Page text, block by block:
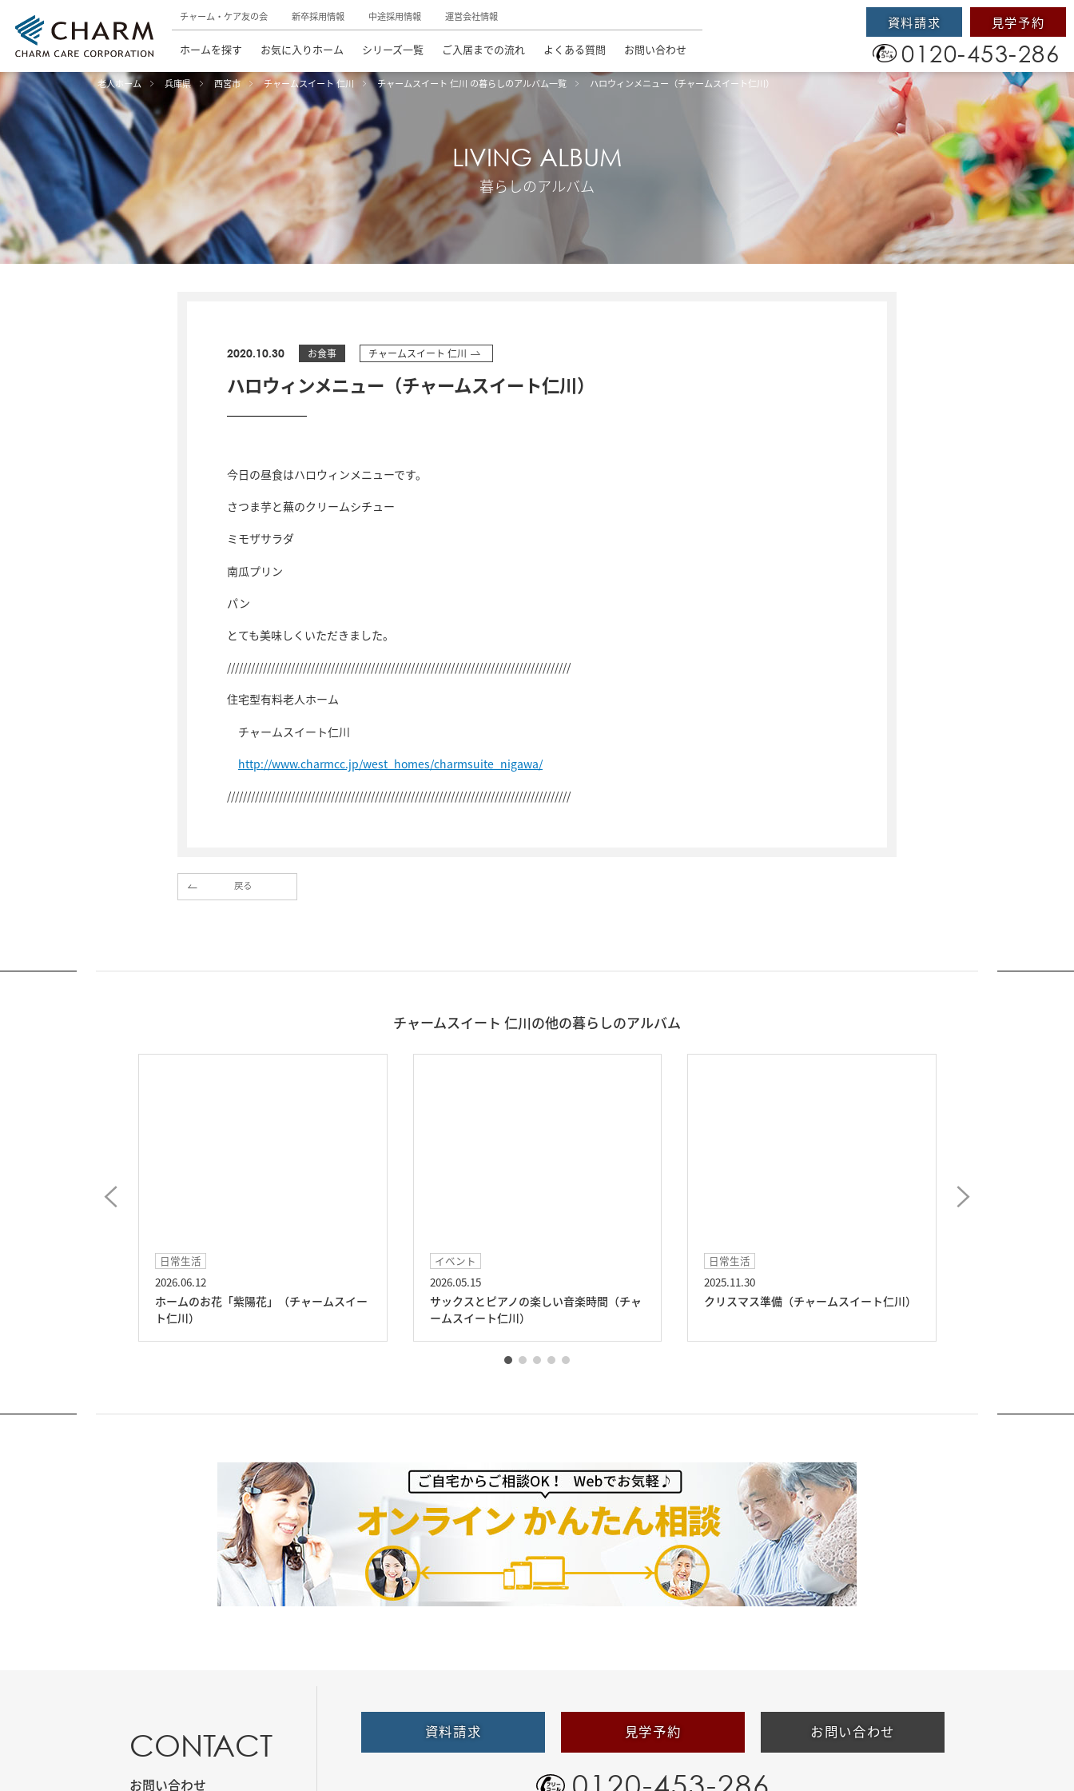
チャーム・ケア友の会 新卒採用情報 中途採用情報 運営会社情報
ホームを探す お気に入りホーム シリーズ一覧 ご入居までの流れ よくある質問 お問い合わせ
資料請求 見学予約
0120-453-286
老人ホーム 兵庫県 西宮市 チャームスイート 仁川 チャームスイート 仁川 の暮らしのアルバム一覧 ハロウィンメニュー（チャームスイート仁川）
LIVING ALBUM
暮らしのアルバム
2020.10.30 お食事 チャームスイート 仁川
ハロウィンメニュー（チャームスイート仁川）
今日の昼食はハロウィンメニューです。
さつま芋と蕪のクリームシチュー
ミモザサラダ
南瓜プリン
パン
とても美味しくいただきました。
//////////////////////////////////////////////////////////////////////////////////////
住宅型有料老人ホーム
チャームスイート仁川
http://www.charmcc.jp/west_homes/charmsuite_nigawa/
//////////////////////////////////////////////////////////////////////////////////////
戻る
チャームスイート 仁川の他の暮らしのアルバム
日常生活
2026.06.12
ホームのお花「紫陽花」（チャームスイー
ト仁川）
イベント
2026.05.15
サックスとピアノの楽しい音楽時間（チャ
ームスイート仁川）
日常生活
2025.11.30
クリスマス準備（チャームスイート仁川）
CONTACT
お問い合わせ
資料請求 見学予約 お問い合わせ